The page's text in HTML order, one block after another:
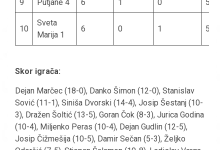
9 Putjane 4 6 1 0 5
10
Sveta
Marija 1
6 0 1 5
Skor igrača:
Dejan Marčec (18-0), Danko Šimon (12-0), Stanislav
Sović (11-1), Siniša Dvorski (14-4), Josip Šestanj (10-
3), Dražen Šoltić (13-5), Goran Čok (8-3), Jurica Godina
(10-4), Miljenko Peras (10-4), Dejan Gudlin (12-5),
Josip Čižmešija (10-5), Damir Sečan (5-3), Željko